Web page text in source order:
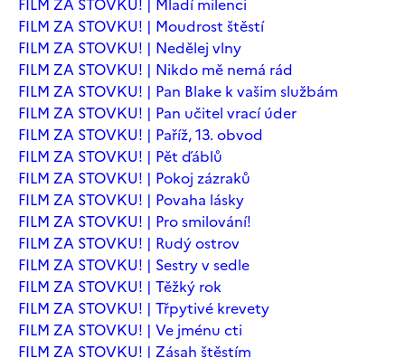
FILM ZA STOVKU! | Moudrost štěstí
FILM ZA STOVKU! | Nedělej vlny
FILM ZA STOVKU! | Nikdo mě nemá rád
FILM ZA STOVKU! | Pan Blake k vašim službám
FILM ZA STOVKU! | Pan učitel vrací úder
FILM ZA STOVKU! | Paříž, 13. obvod
FILM ZA STOVKU! | Pět ďáblů
FILM ZA STOVKU! | Pokoj zázraků
FILM ZA STOVKU! | Povaha lásky
FILM ZA STOVKU! | Pro smilování!
FILM ZA STOVKU! | Rudý ostrov
FILM ZA STOVKU! | Sestry v sedle
FILM ZA STOVKU! | Těžký rok
FILM ZA STOVKU! | Třpytivé krevety
FILM ZA STOVKU! | Ve jménu cti
FILM ZA STOVKU! | Zásah štěstím